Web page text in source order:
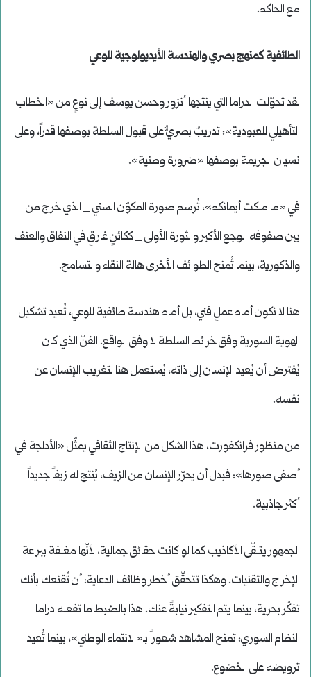
مع الحاكم.
الطائفية كمنهج بصري والهندسة الأيديولوجية للوعي
لقد تحوّلت الدراما التي ينتجها أنزور وحسن يوسف إلى نوعٍ من «الخطاب
التأهيلي للعبودية»: تدريبٌ بصريٌّ على قبول السلطة بوصفها قدراً، وعلى
نسيان الجريمة بوصفها «ضرورة وطنية».
في «ما ملكت أيمانكم»، تُرسم صورة المكوّن السني _ الذي خرج من
بين صفوفه الوجع الأكبر والثورة الأولى _ ككائنٍ غارقٍ في النفاق والعنف
والذكورية، بينما تُمنح الطوائف الأخرى هالة النقاء والتسامح.
هنا لا نكون أمام عملٍ فني، بل أمام هندسة طائفية للوعي، تُعيد تشكيل
الهوية السورية وفق خرائط السلطة لا وفق الواقع. الفنّ الذي كان
يُفترض أن يُعيد الإنسان إلى ذاته، يُستعمل هنا لتغريب الإنسان عن
نفسه.
من منظور فرانكفورت، هذا الشكل من الإنتاج الثقافي يمثّل «الأدلجة في
أصفى صورها»: فبدل أن يحرّر الإنسان من الزيف، يُنتج له زيفاً جديداً
أكثر جاذبية.
الجمهور يتلقّى الأكاذيب كما لو كانت حقائق جمالية، لأنّها مغلفة ببراعة
الإخراج والتقنيات. وهكذا تتحقّق أخطر وظائف الدعاية: أن تُقنعك بأنك
تفكّر بحرية، بينما يتم التفكير نيابةً عنك. هذا بالضبط ما تفعله دراما
النظام السوري: تمنح المشاهد شعوراً بـ«الانتماء الوطني»، بينما تُعيد
ترويضه على الخضوع.